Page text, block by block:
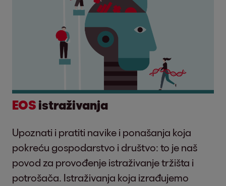
EOS istraživanja
Upoznati i pratiti navike i ponašanja koja
pokreću gospodarstvo i društvo: to je naš
povod za provođenje istraživanje tržišta i
potrošača. Istraživanja koja izrađujemo